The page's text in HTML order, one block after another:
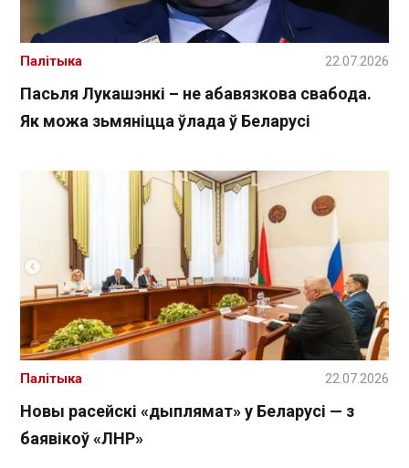
Пасьля Лукашэнкі – не абавязкова свабода.
Як можа зьмяніцца ўлада ў Беларусі
Палітыка 22.07.2026
Новы расейскі «дыплямат» у Беларусі — з
баявікоў «ЛНР»
Палітыка 22.07.2026